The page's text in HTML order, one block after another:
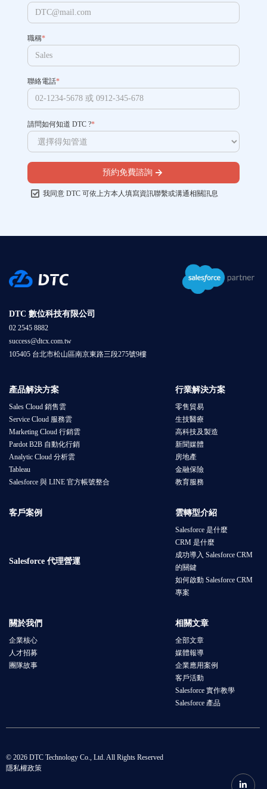
職稱*
聯絡電話*
請問如何知道 DTC ?*
預約免費諮詢
我同意 DTC 可依上方本人填寫資訊聯繫或溝通相關訊息
DTC 數位科技有限公司
02 2545 8882
success@dtcx.com.tw
105405 台北市松山區南京東路三段275號9樓
產品解決方案
Sales Cloud 銷售雲
Service Cloud 服務雲
Marketing Cloud 行銷雲
Pardot B2B 自動化行銷
Analytic Cloud 分析雲
Tableau
Salesforce 與 LINE 官方帳號整合
行業解決方案
零售貿易
生技醫療
高科技及製造
新聞媒體
房地產
金融保險
教育服務
客戶案例
Salesforce 代理營運
雲轉型介紹
Salesforce 是什麼
CRM 是什麼
成功導入 Salesforce CRM
的關鍵
如何啟動 Salesforce CRM
專案
關於我們
企業核心
人才招募
團隊故事
相關文章
全部文章
媒體報導
企業應用案例
客戶活動
Salesforce 實作教學
Salesforce 產品
© 2026 DTC Technology Co., Ltd. All Rights Reserved
隱私權政策